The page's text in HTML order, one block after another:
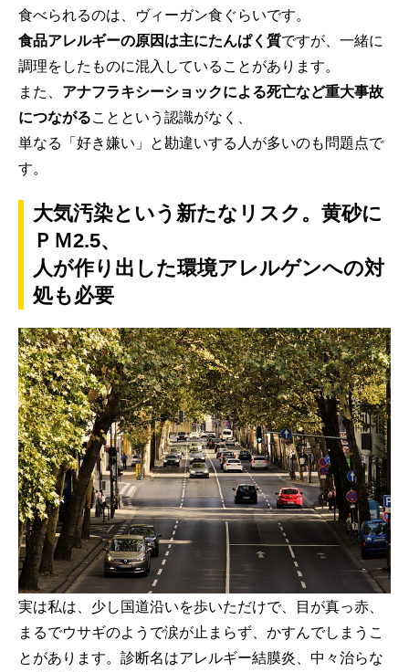
食べられるのは、ヴィーガン食ぐらいです。
食品アレルギーの原因は主にたんぱく質ですが、一緒に
調理をしたものに混入していることがあります。
また、 アナフラキシーショックによる死亡など重大事故
につながることという認識がなく、
単なる「好き嫌い」と勘違いする人が多いのも問題点で
す。
大気汚染という新たなリスク。黄砂に
ＰＭ2.5、
人が作り出した環境アレルゲンへの対
処も必要
実は私は、少し国道沿いを歩いただけで、目が真っ赤、
まるでウサギのようで涙が止まらず、かすんでしまうこ
とがあります。診断名はアレルギー結膜炎、中々治らな